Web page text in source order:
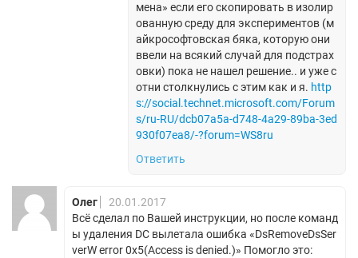
мена» если его скопировать в изолир
ованную среду для экспериментов (м
айкрософтовская бяка, которую они
ввели на всякий случай для подстрах
овки) пока не нашел решение.. и уже с
отни столкнулись с этим как и я. http
s://social.technet.microsoft.com/Forum
s/ru-RU/dcb07a5a-d748-4a29-89ba-3ed
930f07ea8/-?forum=WS8ru
Ответить
Олег
20.01.2017
Всё сделал по Вашей инструкции, но после команд
ы удаления DC вылетала ошибка «DsRemoveDsSer
verW error 0x5(Access is denied.)» Помогло это: